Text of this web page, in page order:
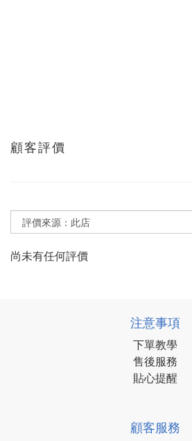
顧客評價
尚未有任何評價
注意事項
下單教學
售後服務
貼心提醒
顧客服務